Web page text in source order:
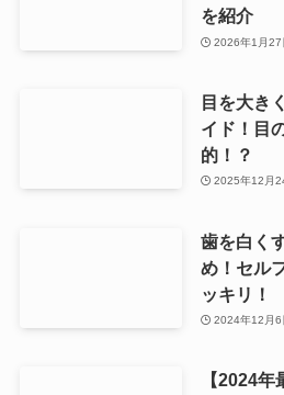
を紹介
2026年1月27
目を大き
イド！目
的！？
2025年12月
歯を白く
め！セル
ッキリ！
2024年12月6
【2024